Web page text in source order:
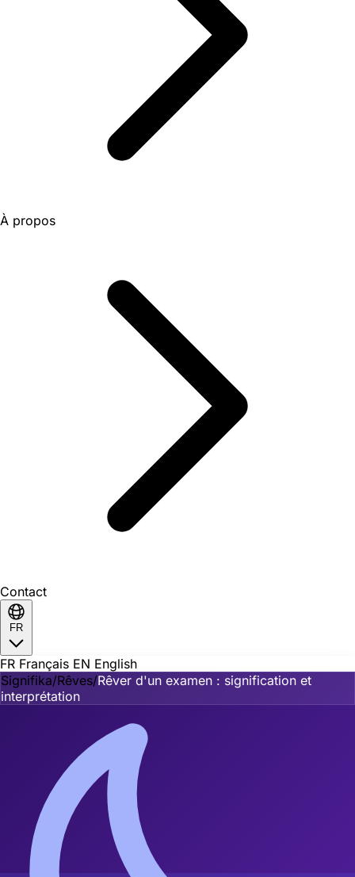
À propos
Contact
FR
FR Français EN English
Signifika/Rêves/Rêver d'un examen : signification et
interprétation